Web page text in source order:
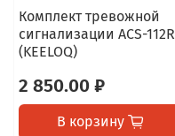
Комплект тревожной
сигнализации ACS-112R
(KEELOQ)
2 850.00 ₽
В корзину